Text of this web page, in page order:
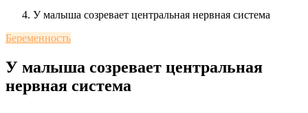
У малыша созревает центральная нервная система
Беременность
У малыша созревает центральная
нервная система